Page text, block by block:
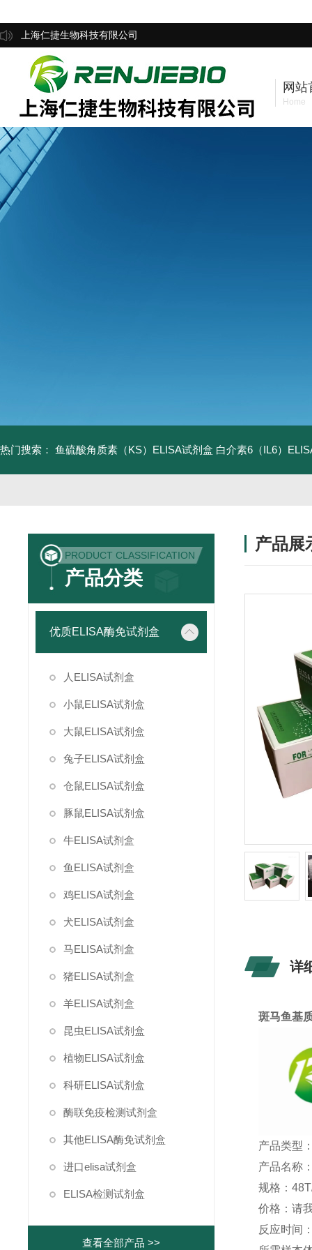
上海仁捷生物科技有限公司
网站
Home
热门搜索： 鱼硫酸角质素（KS）ELISA试剂盒 白介素6（IL6）
PRODUCT CLASSIFICATION
产品分类
优质ELISA酶免试剂盒
人ELISA试剂盒
小鼠ELISA试剂盒
大鼠ELISA试剂盒
兔子ELISA试剂盒
仓鼠ELISA试剂盒
豚鼠ELISA试剂盒
牛ELISA试剂盒
鱼ELISA试剂盒
鸡ELISA试剂盒
犬ELISA试剂盒
马ELISA试剂盒
猪ELISA试剂盒
羊ELISA试剂盒
昆虫ELISA试剂盒
植物ELISA试剂盒
科研ELISA试剂盒
酶联免疫检测试剂盒
其他ELISA酶免试剂盒
进口elisa试剂盒
ELISA检测试剂盒
查看全部产品 >>
产品展
详
斑马鱼基
产品类型
产品名称
规格：
价格：请
反应时间